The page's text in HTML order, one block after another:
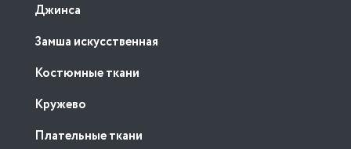
Джинса
Замша искусственная
Костюмные ткани
Кружево
Плательные ткани